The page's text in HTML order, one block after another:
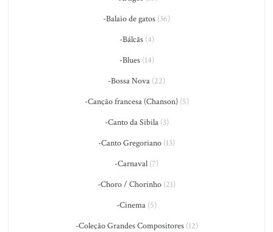
-Balaio de gatos (36)
-Bálcãs(4)
-Blues(14)
-Bossa Nova (22)
-Canção francesa (Chanson)(5)
-Canto da Sibila(3)
-Canto Gregoriano (13)
-Carnaval (7)
-Choro / Chorinho (21)
-Cinema (5)
-Coleção Grandes Compositores(12)